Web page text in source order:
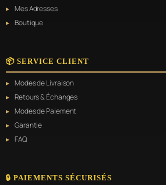
Mes Adresses
Boutique
📦 SERVICE CLIENT
Modes de Livraison
Retours & Échanges
Modes de Paiement
Garantie
FAQ
🔒 PAIEMENTS SÉCURISÉS